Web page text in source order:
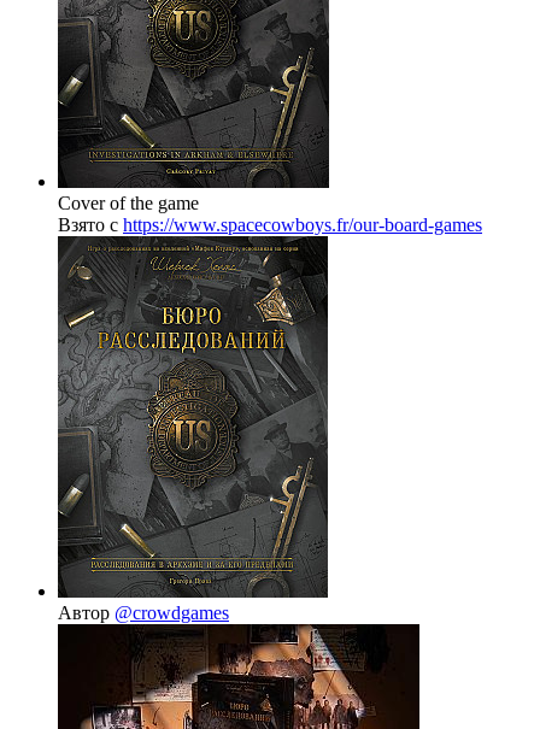
Cover of the game
Взято с https://www.spacecowboys.fr/our-board-games
Автор @crowdgames